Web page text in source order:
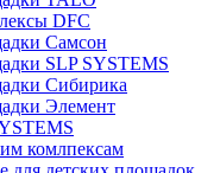
DFC
Самсон
SLP SYSTEMS
Сибирика
Элемент
комлпексам